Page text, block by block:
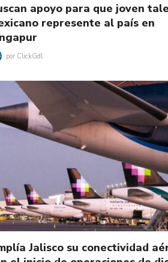
apoyo para que joven
represente al país en
por ClickGdl
Jalisco su conectividad